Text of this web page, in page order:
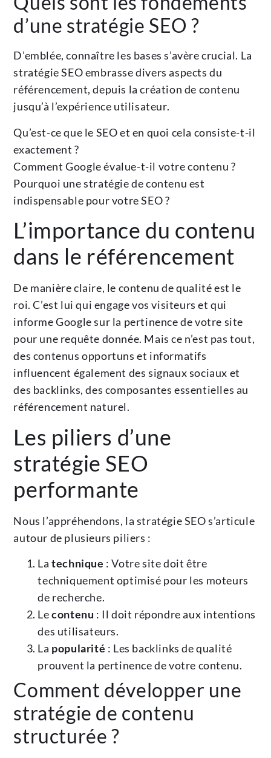
d’une stratégie SEO ?
D’emblée, connaître les bases s’avère crucial. La
stratégie SEO embrasse divers aspects du
référencement, depuis la création de contenu
jusqu’à l’expérience utilisateur.
Qu’est-ce que le SEO et en quoi cela consiste-t-il
exactement ?
Comment Google évalue-t-il votre contenu ?
Pourquoi une stratégie de contenu est
indispensable pour votre SEO ?
L’importance du contenu
dans le référencement
De manière claire, le contenu de qualité est le
roi. C’est lui qui engage vos visiteurs et qui
informe Google sur la pertinence de votre site
pour une requête donnée. Mais ce n’est pas tout,
des contenus opportuns et informatifs
influencent également des signaux sociaux et
des backlinks, des composantes essentielles au
référencement naturel.
Les piliers d’une
stratégie SEO
performante
Nous l’appréhendons, la stratégie SEO s’articule
autour de plusieurs piliers :
Latechnique : Votre site doit être
techniquement optimisé pour les moteurs
de recherche.
Lecontenu : Il doit répondre aux intentions
des utilisateurs.
La popularité : Les backlinks de qualité
prouvent la pertinence de votre contenu.
Comment développer une
stratégie de contenu
structurée ?